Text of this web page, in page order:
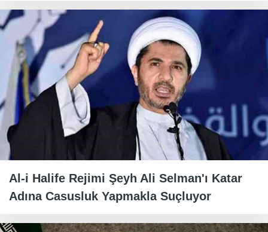
Al-i Halife Rejimi Şeyh Ali Selman'ı Katar
Adına Casusluk Yapmakla Suçluyor